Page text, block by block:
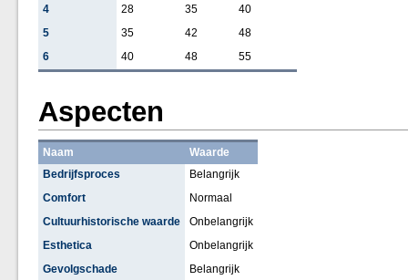
4
28 35
40
5
35 42
48
6
40 48 55
Aspecten
Naam
Waarde
Bedrijfsproces
Belangrijk
Comfort
Normaal
Cultuurhistorische waarde
Onbelangrijk
Esthetica
Onbelangrijk
Gevolgschade
Belangrijk